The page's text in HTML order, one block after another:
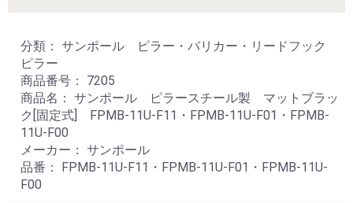
分類： サンポール ピラー・バリカー・リードフック
ピラー
商品番号： 7205
商品名： サンポール ピラースチール製 マットブラッ
ク[固定式] FPMB-11U-F11・FPMB-11U-F01・FPMB-
11U-F00
メーカー： サンポール
品番： FPMB-11U-F11・FPMB-11U-F01・FPMB-11U-
F00